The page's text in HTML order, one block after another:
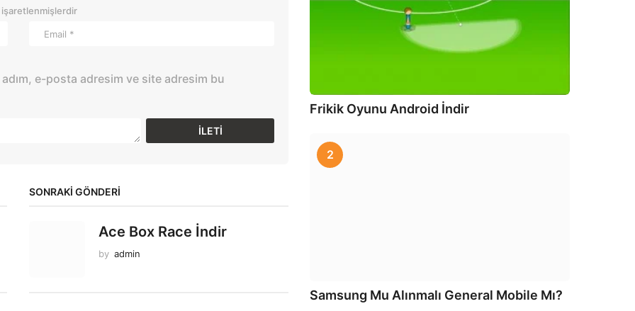
işaretlenmişlerdir
e-posta adresim ve site adresim bu
SONRAKİ GÖNDERİ
Ace Box Race İndir
by admin
Frikik Oyunu Android İndir
2
Samsung Mu Alınmalı General Mobile Mı?